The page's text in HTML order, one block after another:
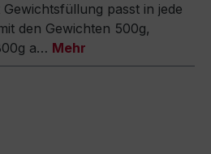
passt in jede
den Gewichten 500g,
a… Mehr